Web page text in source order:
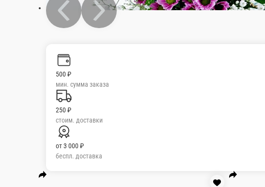
500 ₽
мин. сумма заказа
250 ₽
стоим. доставки
от3 000 ₽
беспл. доставка